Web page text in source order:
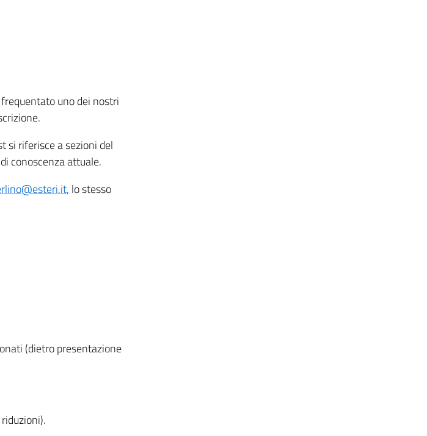
uno dei nostri
si riferisce a sezioni del
conoscenza attuale.
lo stesso
(dietro presentazione